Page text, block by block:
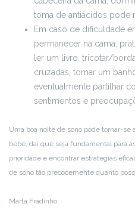
toma de antiácidos pode
Em caso de dificuldade
permanecer na cama,
ler um livro, tricotar/
cruzadas, tomar um
eventualmente partilhar
sentimentos e
Uma boa noite de sono pode tornar-
bebé, daí que seja fundamental para
prioridade e encontrar estratégias
de sono tão precocemente quanto
Marta Fradinho